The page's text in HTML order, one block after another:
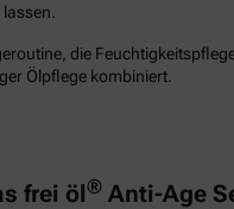
die
Ölpflege kombiniert.
frei öl® Anti-Age